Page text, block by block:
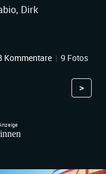
Dirk
Kommentare | 9 Fotos
>